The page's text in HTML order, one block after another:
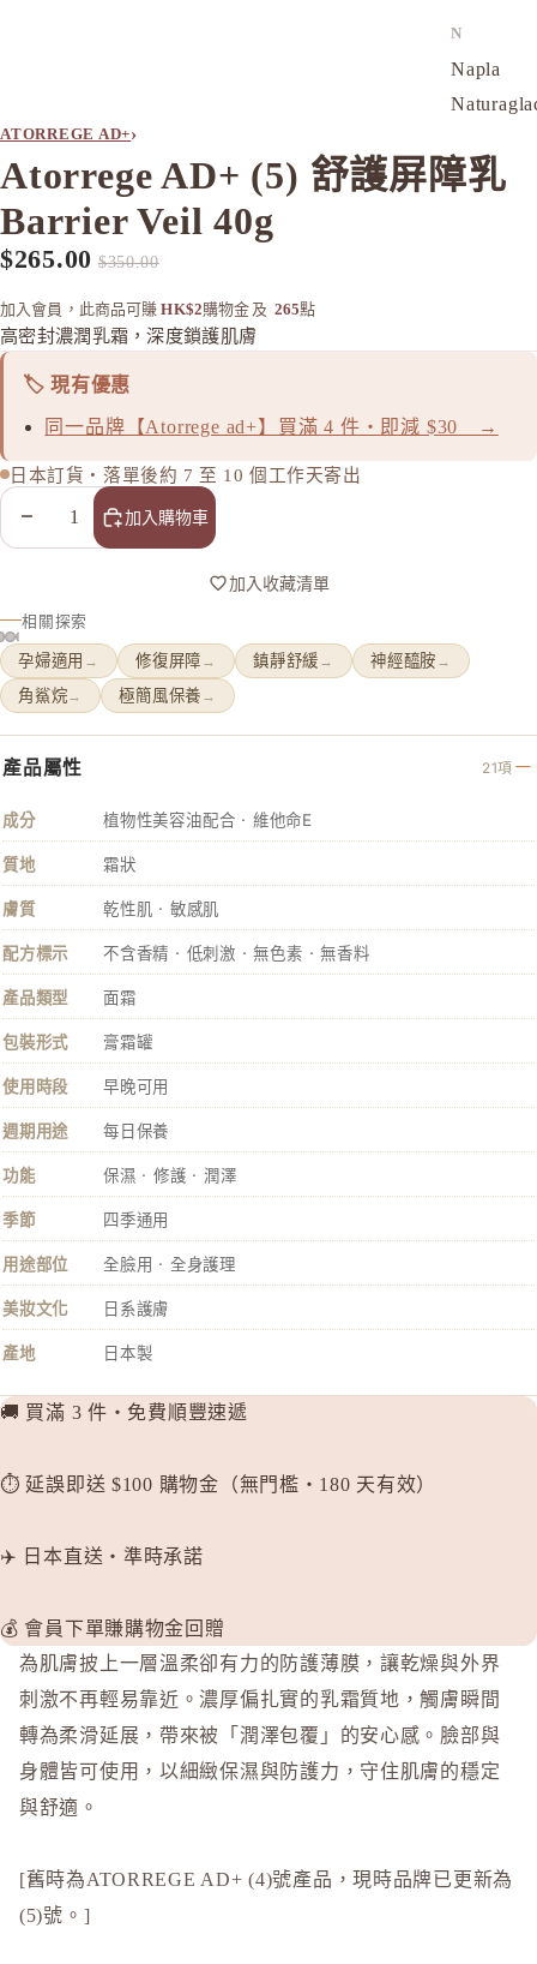
N
Napla
Obagi -
SKIO by
SUQQU
to/one
U
ATORREGE AD+›
Atorrege AD+ (5) 舒護屏障乳
Barrier Veil 40g
促銷價
$265.00 定價
$350.00
加入會員，此商品可賺 HK$2購物金 及 265點
高密封濃潤乳霜，深度鎖護肌膚
🏷️ 現有優惠
同一品牌【Atorrege ad+】買滿 4 件・即減 $30 →
日本訂貨・落單後約 7 至 10 個工作天寄出
減少數量 增加數量
加入購物車
加入收藏清單
相關探索
孕婦適用 → 修復屏障 → 鎮靜舒緩 → 神經醯胺 →
角鯊烷→ 極簡風保養 →
產品屬性 21項
成分 植物性美容油配合 · 維他命E
質地 霜狀
膚質 乾性肌 · 敏感肌
配方標示 不含香精 · 低刺激 · 無色素 · 無香料
產品類型 面霜
包裝形式 膏霜罐
使用時段 早晚可用
週期用途 每日保養
功能 保濕 · 修護 · 潤澤
季節 四季通用
用途部位 全臉用 · 全身護理
美妝文化 日系護膚
產地 日本製
🚚 買滿 3 件・免費順豐速遞
⏱️ 延誤即送 $100 購物金（無門檻・180 天有效）
✈️ 日本直送・準時承諾
💰 會員下單賺購物金回贈
為肌膚披上一層溫柔卻有力的防護薄膜，讓乾燥與外界
刺激不再輕易靠近。濃厚偏扎實的乳霜質地，觸膚瞬間
轉為柔滑延展，帶來被「潤澤包覆」的安心感。臉部與
身體皆可使用，以細緻保濕與防護力，守住肌膚的穩定
與舒適。
[舊時為ATORREGE AD+ (4)號產品，現時品牌已更新為
(5)號。]